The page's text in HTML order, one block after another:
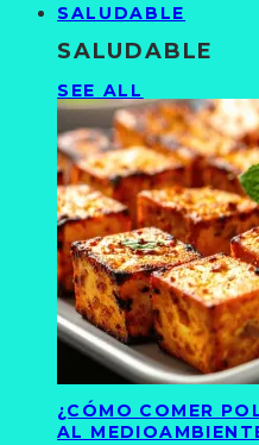
SALUDABLE
SALUDABLE
SEE ALL
¿CÓMO COMER
AL